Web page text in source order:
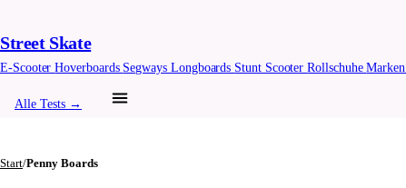
Street Skate
E-ScooterHoverboards Segways Longboards Stunt ScooterRollschuheMarken
Alle Tests →
Start/Penny Boards